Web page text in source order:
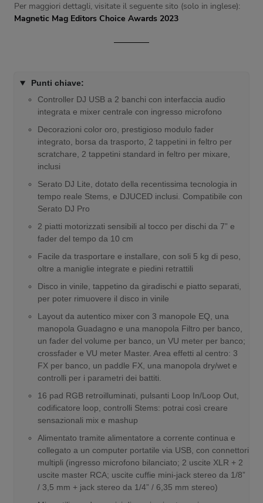
Per maggiori dettagli, visitate il seguente sito (solo in inglese):
Magnetic Mag Editors Choice Awards 2023
Punti chiave:
Controller DJ USB a 2 banchi con interfaccia audio
integrata e mixer centrale con ingresso microfono
Decorazioni color oro, prestigioso modulo fader
integrato, borsa da trasporto, 2 tappetini in feltro per
scratchare, 2 tappetini standard in feltro per mixare,
inclusi
Serato DJ Lite, dotato della recentissima tecnologia in
tempo reale Stems, e DJUCED inclusi. Compatibile con
Serato DJ Pro
2 piatti motorizzati sensibili al tocco per dischi da 7” e
fader del tempo da 10 cm
Facile da trasportare e installare, con soli 5 kg di peso,
oltre a maniglie integrate e piedini retrattili
Disco in vinile, tappetino da giradischi e piatto separati,
per poter rimuovere il disco in vinile
Layout da autentico mixer con 3 manopole EQ, una
manopola Guadagno e una manopola Filtro per banco,
un fader del volume per banco, un VU meter per banco;
crossfader e VU meter Master. Area effetti al centro: 3
FX per banco, un paddle FX, una manopola dry/wet e
controlli per i parametri dei battiti.
16 pad RGB retroilluminati, pulsanti Loop In/Loop Out,
codificatore loop, controlli Stems: potrai così creare
sensazionali mix e mashup
Alimentato tramite alimentatore a corrente continua e
collegato a un computer portatile via USB, con connettori
multipli (ingresso microfono bilanciato; 2 uscite XLR + 2
uscite master RCA; uscite cuffie mini-jack stereo da 1/8”
/ 3,5 mm + jack stereo da 1/4” / 6,35 mm stereo)